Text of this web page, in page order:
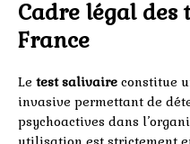
Cadre légal des
France
Le test salivaire constitue
invasive permettant de
psychoactives dans